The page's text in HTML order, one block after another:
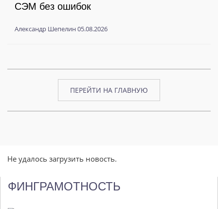
СЭМ без ошибок
Александр Шепелин 05.08.2026
ПЕРЕЙТИ НА ГЛАВНУЮ
Не удалось загрузить новость.
ФИНГРАМОТНОСТЬ